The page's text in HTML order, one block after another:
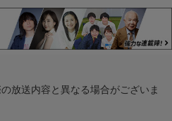
放送内容と異なる場合がございま